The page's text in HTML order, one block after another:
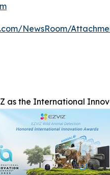
NewsRoom/
as the International